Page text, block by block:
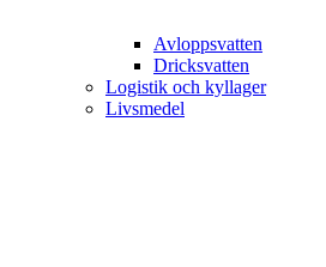
Avloppsvatten
Dricksvatten
Logistik och kyllager
Livsmedel